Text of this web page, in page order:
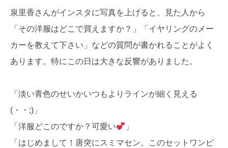
泉里香さんがインスタに写真を上げると、見た人から
「その洋服はどこで買えますか？」「イヤリングのメー
カーを教えて下さい」などの質問が書かれることがよく
あります。特にこの日は大きな反響がありました。
「淡い青色のせいかいつもよりラインが細く見える
(・・;)」
「洋服どこのですか？可愛い
」
「はじめまして！唐突にスミマセン。このセットワンピ